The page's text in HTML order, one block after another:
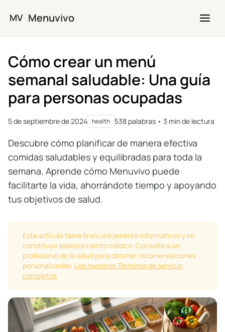
MV Menuvivo
Cómo crear un menú
semanal saludable: Una guía
para personas ocupadas
5 de septiembre de 2024 health 538 palabras • 3 min de lectura
Descubre cómo planificar de manera efectiva
comidas saludables y equilibradas para toda la
semana. Aprende cómo Menuvivo puede
facilitarte la vida, ahorrándote tiempo y apoyando
tus objetivos de salud.
Este artículo tiene fines únicamente informativos y no
constituye asesoramiento médico. Consulte a un
profesional de la salud para obtener recomendaciones
personalizadas. Lea nuestros Términos de servicio
completos